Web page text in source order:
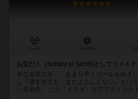
お宝だ！（Schatz In Sicht!)としてリメイク
単なる双六を、「あまり早くゴールをめざ
し「遅すぎても、またよろしくない」とい
いる名作。 ただ「ドラダ」はアブストラク